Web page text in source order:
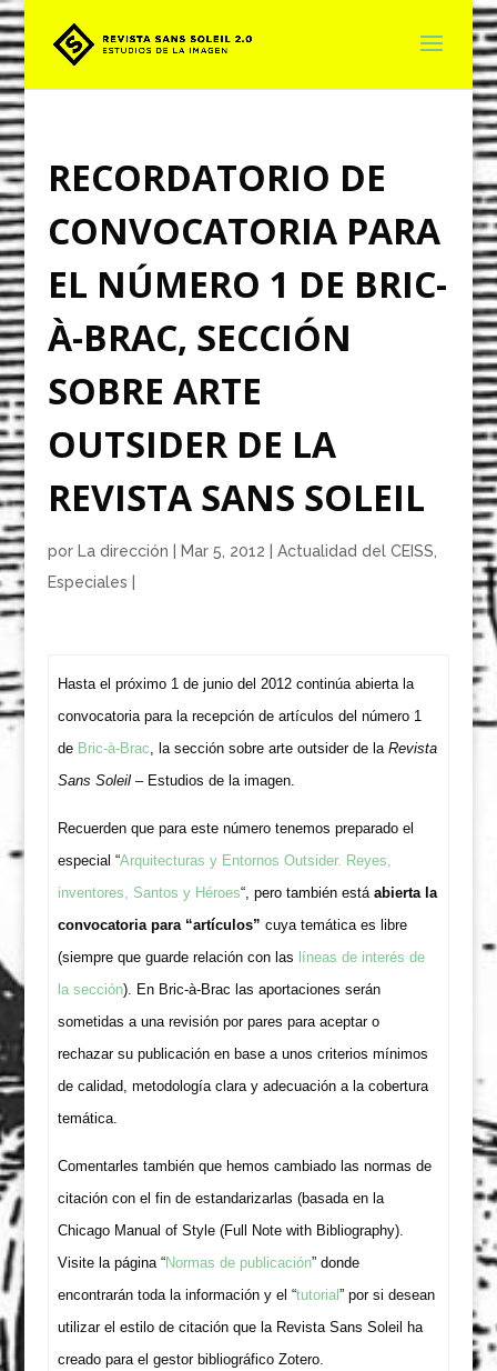
RECORDATORIO DE
CONVOCATORIA PARA
EL NÚMERO 1 DE BRIC-
À-BRAC, SECCIÓN
SOBRE ARTE
OUTSIDER DE LA
REVISTA SANS SOLEIL
por La dirección Mar 5, 2012 Actualidad del CEISS
Especiales
Hasta el próximo 1 de junio del 2012 continúa abierta la
convocatoria para la recepción de artículos del número 1
de Bric-à-Brac, la sección sobre arte outsider de la Revista
Sans Soleil– Estudios de la imagen.
Recuerden que para este número tenemos preparado el
especial “Arquitecturas y Entornos Outsider. Reyes,
inventores, Santos y Héroes“, pero también está abierta la
convocatoria para “artículos” cuya temática es libre
(siempre que guarde relación con las líneas de interés de
la sección). En Bric-à-Brac las aportaciones serán
sometidas a una revisión por pares para aceptar o
rechazar su publicación en base a unos criterios mínimos
de calidad, metodología clara y adecuación a la cobertura
temática.
Comentarles también que hemos cambiado las normas de
citación con el fin de estandarizarlas (basada en la
Chicago Manual of Style (Full Note with Bibliography).
Visite la página “Normas de publicación” donde
encontrarán toda la información y el “tutorial ” por si desean
utilizar el estilo de citación que la Revista Sans Soleil ha
creado para el gestor bibliográfico Zotero.